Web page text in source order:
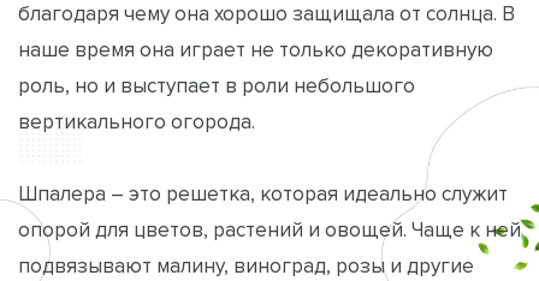
благодаря чему она хорошо защищала от солнца. В
наше время она играет не только декоративную
роль, но и выступает в роли небольшого
вертикального огорода.
Шпалера – это решетка, которая идеально служит
опорой для цветов, растений и овощей. Чаще к ней
подвязывают малину, виноград, розы и другие